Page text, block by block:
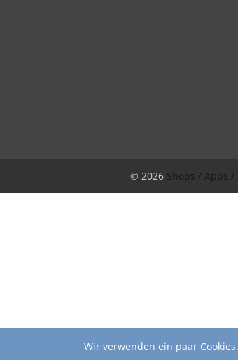
© 2026 Shops / Apps /
Wir verwenden ein paar